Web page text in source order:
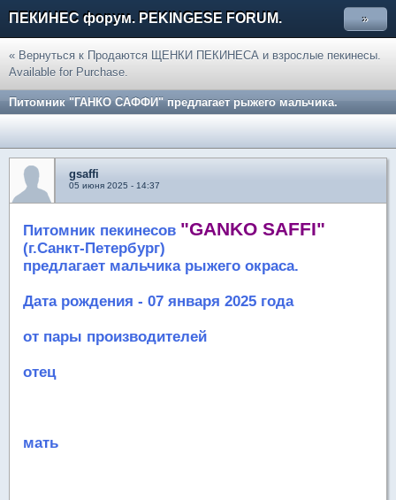
ПЕКИНЕС форум. PEKINGESE FORUM. »
« Вернуться к Продаются ЩЕНКИ ПЕКИНЕСА и взрослые пекинесы.
Available for Purchase.
Питомник "ГАНКО САФФИ" предлагает рыжего мальчика.
gsaffi
05 июня 2025 - 14:37
Питомник пекинесов "GANKO SAFFI"
(г.Санкт-Петербург)
предлагает мальчика рыжего окраса.
Дата рождения - 07 января 2025 года
от пары производителей
отец
мать